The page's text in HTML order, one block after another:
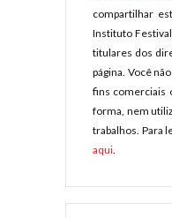
compartilhar
Instituto
titulares dos
página. Você
fins comerciais
forma, nem
trabalhos. Para
aqui.